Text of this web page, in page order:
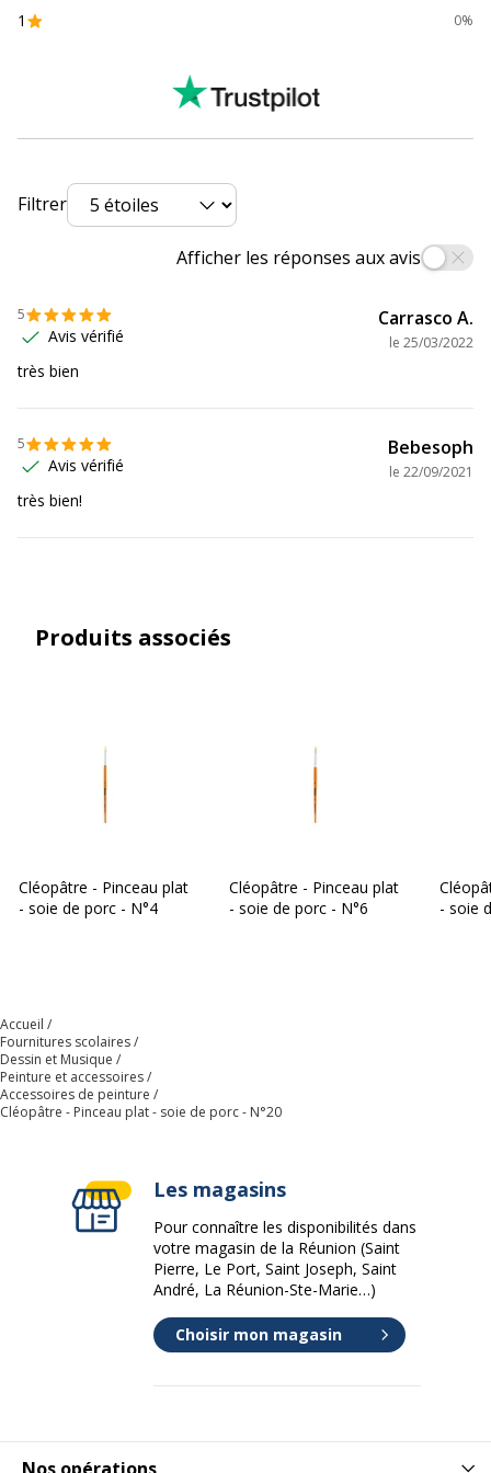
1 0%
Filtrer
Afficher les réponses aux avis
5
Avis vérifié
Carrasco A.
le 25/03/2022
très bien
5
Avis vérifié
Bebesoph
le 22/09/2021
très bien!
Produits associés
Cléopâtre - Pinceau plat
- soie de porc - N°4
Cléopâtre - Pinceau plat
- soie de porc - N°6
- soie
Accueil
Fournitures scolaires
Dessin et Musique
Peinture et accessoires
Accessoires de peinture
Cléopâtre - Pinceau plat - soie de porc - N°20
Les magasins
Pour connaître les disponibilités dans
votre magasin de la Réunion (Saint
Pierre, Le Port, Saint Joseph, Saint
André, La Réunion-Ste-Marie…)
Choisir mon magasin